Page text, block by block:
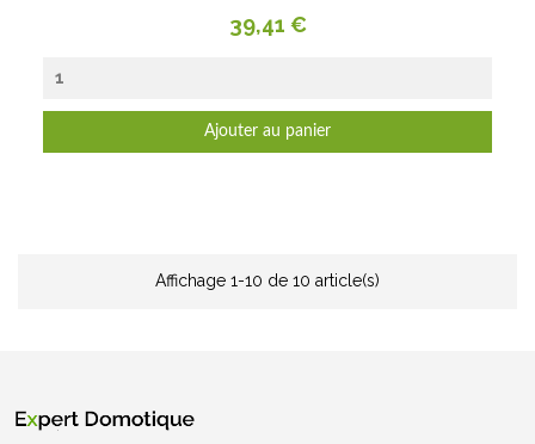
Prix
39,41 €
Ajouter au panier
Affichage 1-10 de 10 article(s)